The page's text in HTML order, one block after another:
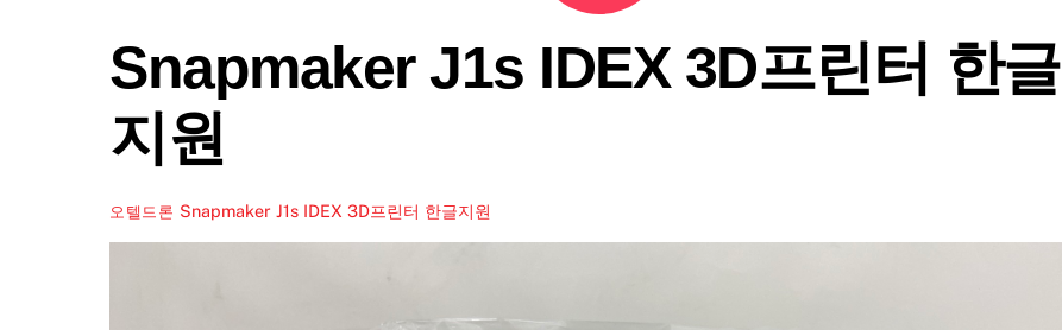
Snapmaker J1s IDEX 3D프린터 한글
지원
오텔드론 Snapmaker J1s IDEX 3D프린터 한글지원